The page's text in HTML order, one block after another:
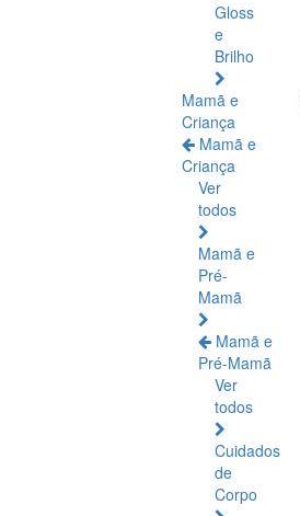
Gloss
e
Brilho
Mamã e
Criança
Mamã e
Criança
Ver
todos
Mamã e
Pré-
Mamã
Mamã e
Pré-Mamã
Ver
todos
Cuidados
de
Corpo